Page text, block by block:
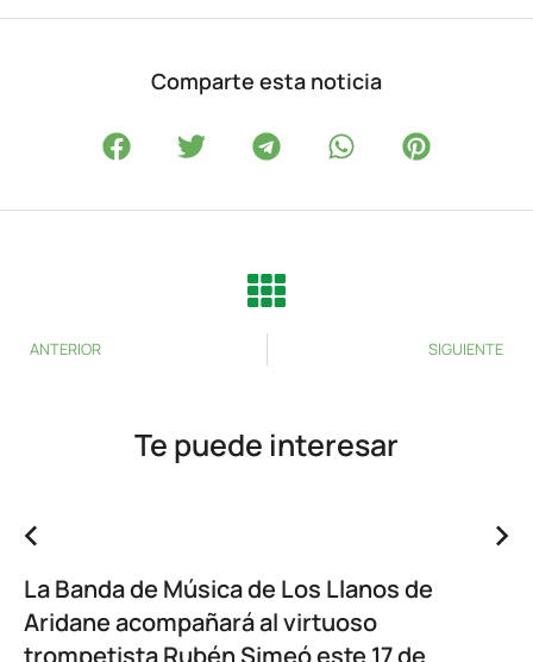
Comparte esta noticia
ANTERIOR SIGUIENTE
Te puede interesar
La Banda de Música de Los Llanos de
Aridane acompañará al virtuoso
trompetista Rubén Simeó este 17 de